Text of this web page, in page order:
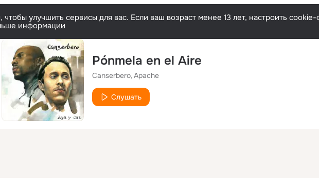
улучшить сервисы для вас. Если ваш возраст менее 13 лет, настроить
информации
Pónmela en el Aire
Canserbero Apache
Слушать